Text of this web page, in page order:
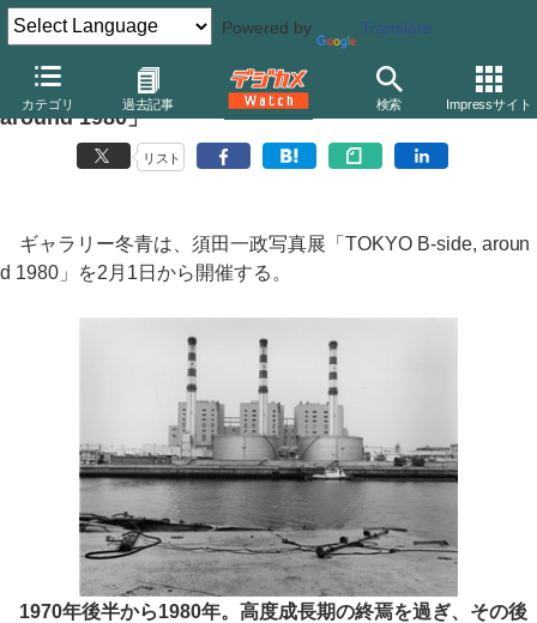
Powered by Translate
カテゴリ 過去記事 検索 Impressサイト
ギャラリー冬青、須田一政写真展「TOKYO B-side,
around 1980」
リスト
ギャラリー冬青は、須田一政写真展「TOKYO B-side, aroun
d 1980」を2月1日から開催する。
1970年後半から1980年。高度成長期の終焉を過ぎ、その後